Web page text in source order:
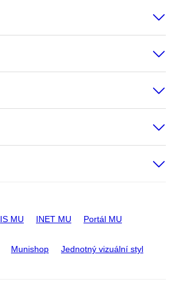
IS MU INET MU Portál MU
Munishop Jednotný vizuální styl